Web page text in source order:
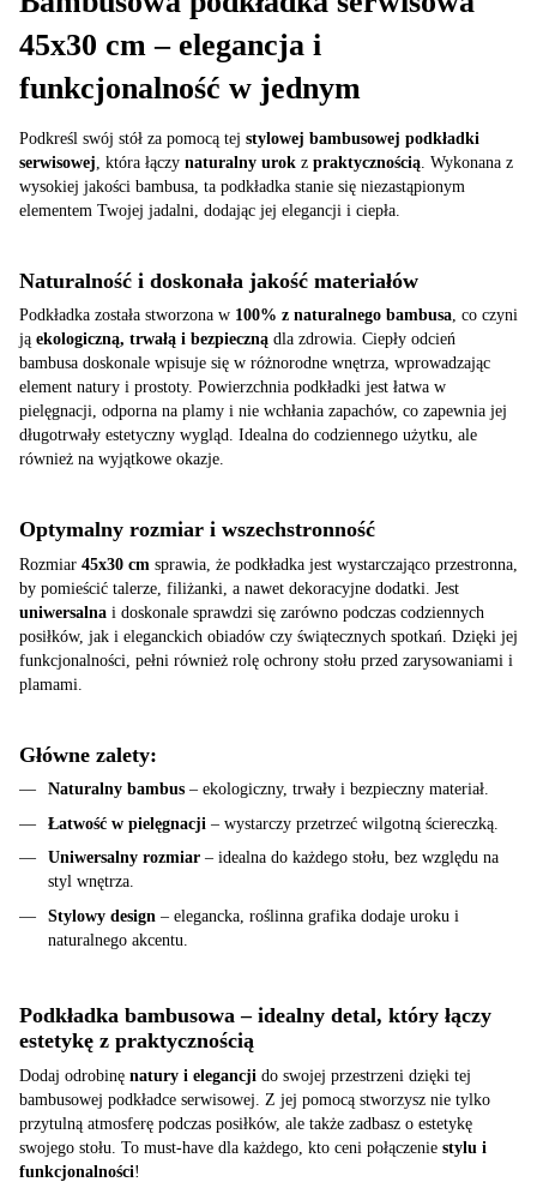
45x30 cm – elegancja i
funkcjonalność w jednym
Podkreśl swój stół za pomocą tej stylowej bambusowej podkładki
serwisowej , która łączy naturalny urok z praktycznością . Wykonana z
wysokiej jakości bambusa, ta podkładka stanie się niezastąpionym
elementem Twojej jadalni, dodając jej elegancji i ciepła.
Naturalność i doskonała jakość materiałów
Podkładka została stworzona w 100% z naturalnego bambusa, co czyni
ją ekologiczną, trwałą i bezpieczną dla zdrowia. Ciepły odcień
bambusa doskonale wpisuje się w różnorodne wnętrza, wprowadzając
element natury i prostoty. Powierzchnia podkładki jest łatwa w
pielęgnacji, odporna na plamy i nie wchłania zapachów, co zapewnia jej
długotrwały estetyczny wygląd. Idealna do codziennego użytku, ale
również na wyjątkowe okazje.
Optymalny rozmiar i wszechstronność
Rozmiar 45x30 cm sprawia, że podkładka jest wystarczająco przestronna,
by pomieścić talerze, filiżanki, a nawet dekoracyjne dodatki. Jest
uniwersalna i doskonale sprawdzi się zarówno podczas codziennych
posiłków, jak i eleganckich obiadów czy świątecznych spotkań. Dzięki jej
funkcjonalności, pełni również rolę ochrony stołu przed zarysowaniami i
plamami.
Główne zalety:
Naturalny bambus – ekologiczny, trwały i bezpieczny materiał.
Łatwość w pielęgnacji – wystarczy przetrzeć wilgotną ściereczką.
Uniwersalny rozmiar – idealna do każdego stołu, bez względu na
styl wnętrza.
Stylowy design – elegancka, roślinna grafika dodaje uroku i
naturalnego akcentu.
Podkładka bambusowa – idealny detal, który łączy
estetykę z praktycznością
Dodaj odrobinę natury i elegancji do swojej przestrzeni dzięki tej
bambusowej podkładce serwisowej. Z jej pomocą stworzysz nie tylko
przytulną atmosferę podczas posiłków, ale także zadbasz o estetykę
swojego stołu. To must-have dla każdego, kto ceni połączenie stylu i
funkcjonalności!